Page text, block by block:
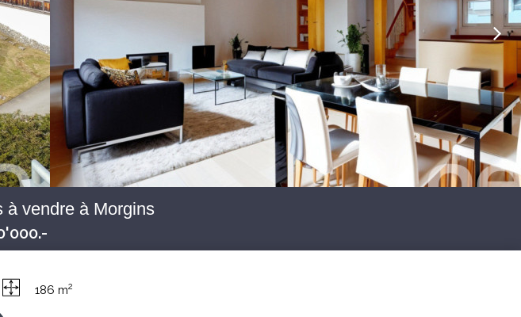
à vendre à Morgins
186 m2